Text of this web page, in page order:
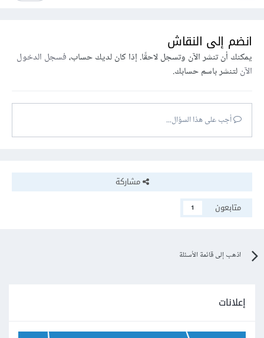
انضم إلى النقاش
يمكنك أن تنشر الآن وتسجل لاحقًا. إذا كان لديك حساب،فسجل الدخول
الآنلتنشر باسم حسابك.
أجب على هذا السؤال...
مشاركة
متابعون
1
اذهب إلى قائمة الأسئلة
إعلانات